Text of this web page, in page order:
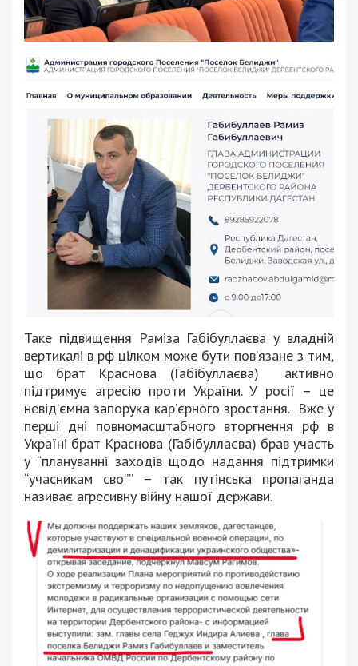
Таке підвищення Раміза Габібуллаєва у владній
вертикалі в рф цілком може бути пов’язане з тим,
що брат Краснова (Габібуллаєва) активно
підтримує агресію проти України. У росії – це
невід’ємна запорука кар’єрного зростання. Вже у
перші дні повномасштабного вторгнення рф в
Україні брат Краснова (Габібуллаєва) брав участь
у “плануванні заходів щодо надання підтримки
“учасникам сво”” – так путінська пропаганда
називає агресивну війну нашої держави.